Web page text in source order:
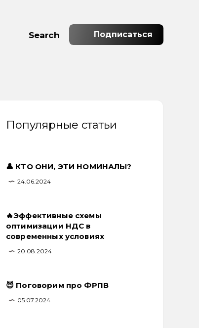
Search Подписаться
Популярные статьи
👤 КТО ОНИ, ЭТИ НОМИНАЛЫ?
24.06.2024
🔥Эффективные схемы
оптимизации НДС в
современных условиях
20.08.2024
😈 Поговорим про ФРПВ
05.07.2024